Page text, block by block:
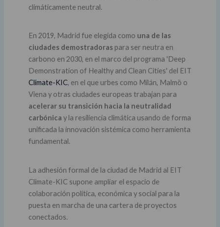
climáticamente neutral.
En 2019, Madrid fue elegida como una de las
ciudades demostradoraspara ser neutra en
carbono en 2030, en el marco del programa 'Deep
Demonstration of Healthy and Clean Cities' del EIT
Climate-KIC, en el que urbes como Milán, Malmö o
Viena y otras ciudades europeas trabajan para
acelerar su transición hacia la neutralidad
carbónica y la resiliencia climática usando de forma
unificada la innovación sistémica como herramienta
fundamental.
La adhesión formal de la ciudad de Madrid al EIT
Climate-KIC supone ampliar el espacio de
colaboración política, económica y social para la
puesta en marcha de una cartera de proyectos
conectados.